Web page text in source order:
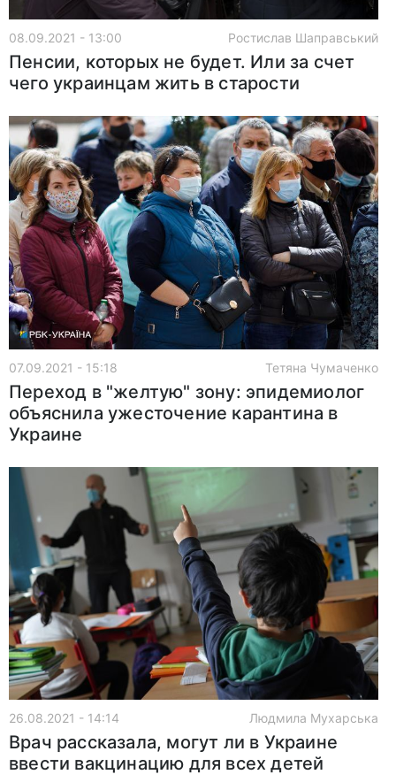
08.09.2021 - 13:00 Ростислав Шаправський
Пенсии, которых не будет. Или за счет
чего украинцам жить в старости
07.09.2021 - 15:18 Тетяна Чумаченко
Переход в "желтую" зону: эпидемиолог
объяснила ужесточение карантина в
Украине
26.08.2021 - 14:14 Людмила Мухарська
Врач рассказала, могут ли в Украине
ввести вакцинацию для всех детей